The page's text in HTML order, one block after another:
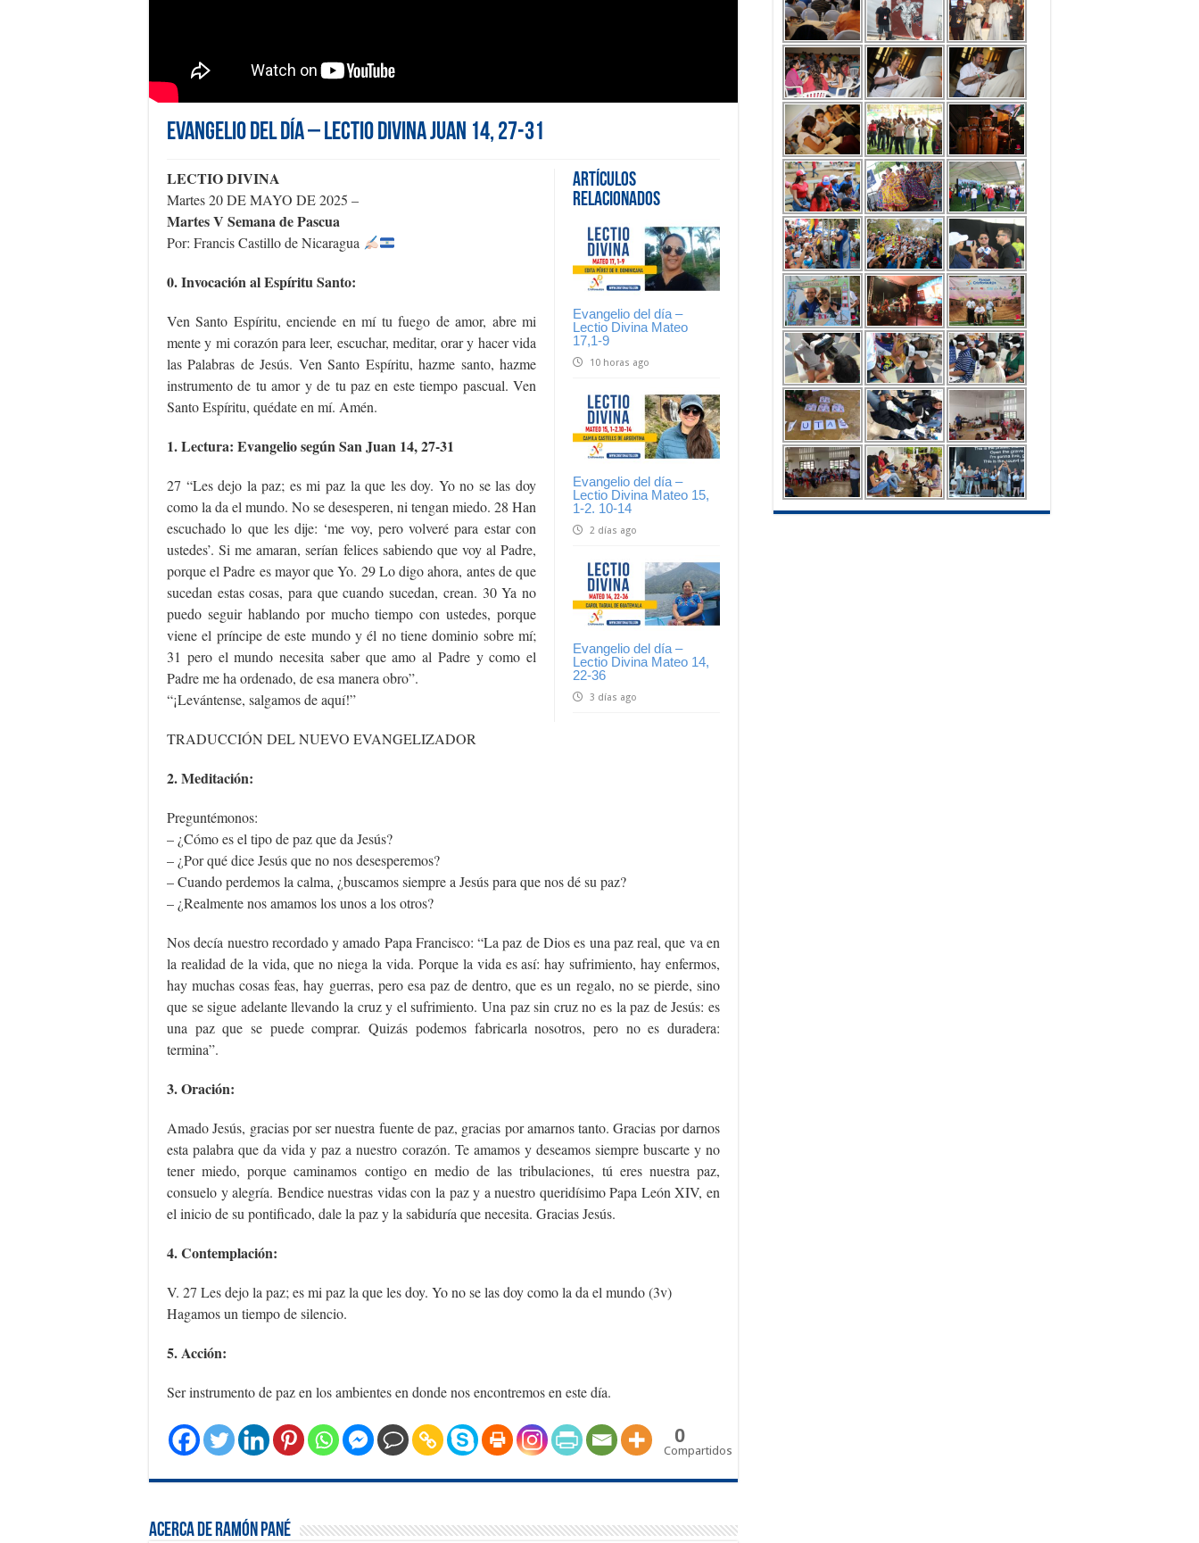
Evangelio del día – Lectio Divina Juan 14, 27-31
Artículos
Relacionados
Evangelio del día –
Lectio Divina Mateo
17,1-9
10 horas ago
Evangelio del día –
Lectio Divina Mateo 15,
1-2. 10-14
2 días ago
Evangelio del día –
Lectio Divina Mateo 14,
22-36
3 días ago
LECTIO DIVINA
Martes 20 DE MAYO DE 2025 –
Martes V Semana de Pascua
Por: Francis Castillo de Nicaragua
0. Invocación al Espíritu Santo:
Ven Santo Espíritu, enciende en mí tu fuego de amor, abre mi
mente y mi corazón para leer, escuchar, meditar, orar y hacer vida
las Palabras de Jesús. Ven Santo Espíritu, hazme santo, hazme
instrumento de tu amor y de tu paz en este tiempo pascual. Ven
Santo Espíritu, quédate en mí. Amén.
1. Lectura: Evangelio según San Juan 14, 27-31
27 “Les dejo la paz; es mi paz la que les doy. Yo no se las doy
como la da el mundo. No se desesperen, ni tengan miedo. 28 Han
escuchado lo que les dije: ‘me voy, pero volveré para estar con
ustedes’. Si me amaran, serían felices sabiendo que voy al Padre,
porque el Padre es mayor que Yo. 29 Lo digo ahora, antes de que
sucedan estas cosas, para que cuando sucedan, crean. 30 Ya no
puedo seguir hablando por mucho tiempo con ustedes, porque
viene el príncipe de este mundo y él no tiene dominio sobre mí;
31 pero el mundo necesita saber que amo al Padre y como el
Padre me ha ordenado, de esa manera obro”.
“¡Levántense, salgamos de aquí!”
TRADUCCIÓN DEL NUEVO EVANGELIZADOR
2. Meditación:
Preguntémonos:
– ¿Cómo es el tipo de paz que da Jesús?
– ¿Por qué dice Jesús que no nos desesperemos?
– Cuando perdemos la calma, ¿buscamos siempre a Jesús para que nos dé su paz?
– ¿Realmente nos amamos los unos a los otros?
Nos decía nuestro recordado y amado Papa Francisco: “La paz de Dios es una paz real, que va en
la realidad de la vida, que no niega la vida. Porque la vida es así: hay sufrimiento, hay enfermos,
hay muchas cosas feas, hay guerras, pero esa paz de dentro, que es un regalo, no se pierde, sino
que se sigue adelante llevando la cruz y el sufrimiento. Una paz sin cruz no es la paz de Jesús: es
una paz que se puede comprar. Quizás podemos fabricarla nosotros, pero no es duradera:
termina”.
3. Oración:
Amado Jesús, gracias por ser nuestra fuente de paz, gracias por amarnos tanto. Gracias por darnos
esta palabra que da vida y paz a nuestro corazón. Te amamos y deseamos siempre buscarte y no
tener miedo, porque caminamos contigo en medio de las tribulaciones, tú eres nuestra paz,
consuelo y alegría. Bendice nuestras vidas con la paz y a nuestro queridísimo Papa León XIV, en
el inicio de su pontificado, dale la paz y la sabiduría que necesita. Gracias Jesús.
4. Contemplación:
V. 27 Les dejo la paz; es mi paz la que les doy. Yo no se las doy como la da el mundo (3v)
Hagamos un tiempo de silencio.
5. Acción:
Ser instrumento de paz en los ambientes en donde nos encontremos en este día.
0
Compartidos
Acerca de Ramón Pané